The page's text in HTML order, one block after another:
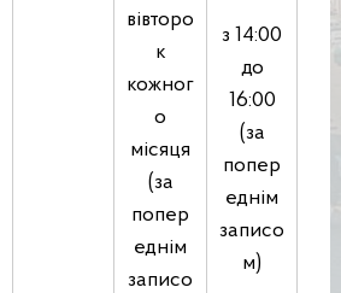
вівторо
к
кожног
о
місяця
(за
попер
еднім
записо
з 14:00
до
16:00
(за
попер
еднім
записо
м)